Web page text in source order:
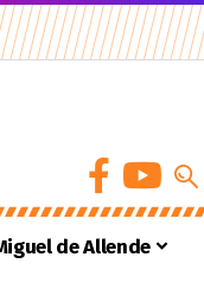
de Allende